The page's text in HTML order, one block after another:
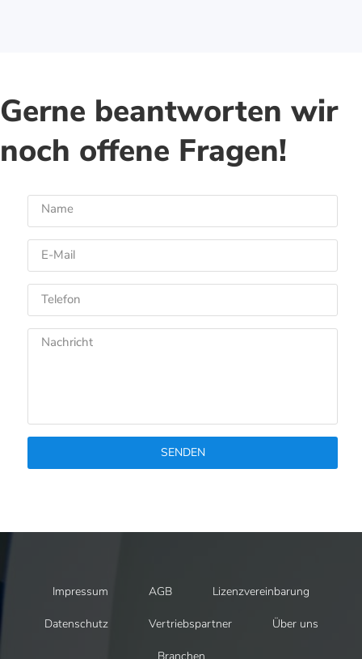
Gerne beantworten wir
noch offene Fragen!
SENDEN
Impressum AGB Lizenzvereinbarung
Datenschutz Vertriebspartner Über uns
Branchen